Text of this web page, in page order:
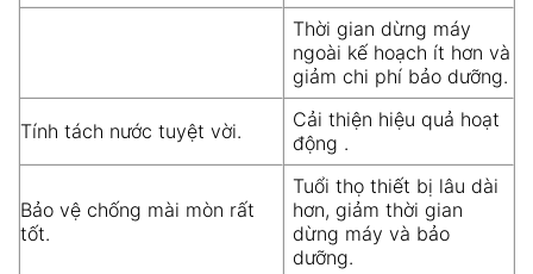
Thời gian dừng máy
ngoài kế hoạch ít hơn và
giảm chi phí bảo dưỡng.
Tính tách nước tuyệt vời.
Cải thiện hiệu quả hoạt
động .
Bảo vệ chống mài mòn rất
tốt.
Tuổi thọ thiết bị lâu dài
hơn, giảm thời gian
dừng máy và bảo
dưỡng.